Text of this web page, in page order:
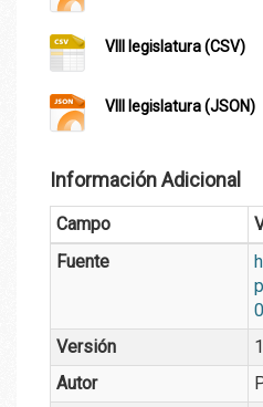
VIII legislatura (CSV)
VIII legislatura (JSON)
Información Adicional
Campo
Fuente
Versión
Autor